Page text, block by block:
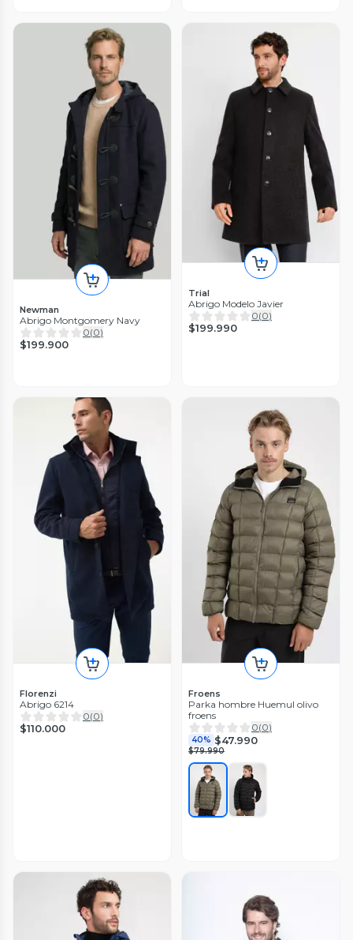
Newman
Abrigo Montgomery Navy
0(0)
$199.900
Trial
Abrigo Modelo Javier
0(0)
$199.990
Florenzi
Abrigo 6214
0(0)
$110.000
Froens
Parka hombre Huemul olivo
froens
0(0)
40% $47.990
$79.990